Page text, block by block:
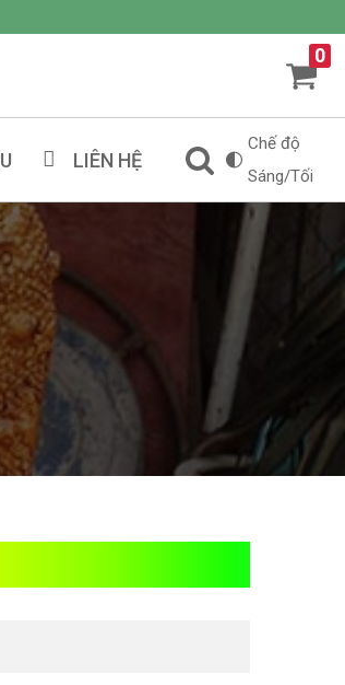
0
LIÊN HỆ
Chế độ
Sáng/Tối